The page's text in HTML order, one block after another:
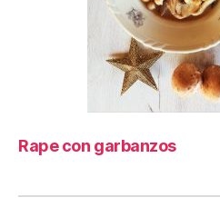
Rape con garbanzos